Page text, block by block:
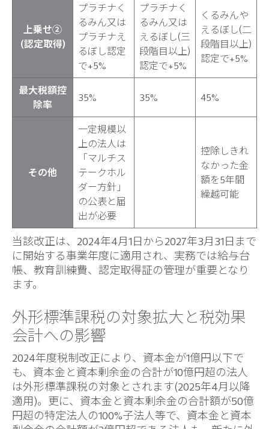
上乗せ②
(認定取得)
プラチナく
るみん又は
プラチナえ
るぼし認定
で+5%
プラチナく
るみん又は
えるぼし(三
段階目以上)
認定で+5%
くるみんや
えるぼし(二
段階目以上)
認定で+5%
最大税額控
除率
35% 35% 45%
その他
一定規模以
上の法人は
「マルチス
テークホル
ダー方針」
の公表と届
出が必要
控除しきれ
なかった金
額を5年間
繰越可能
当該改正は、2024年4月1日から2027年3月31日まで
に開始する事業年度に適用され、実務では給与台
帳、教育訓練費、認定取得証の管理が重要となり
ます。
外形標準課税の対象拡大と税効果
会計への影響
2024年度税制改正により、資本金が1億円以下で
も、資本金と資本剰余金の合計が10億円超の法人
は外形標準課税の対象とされます(2025年4月以降
適用)。更に、資本金と資本剰余金の合計額が50億
円超の特定法人の100%子法人等で、資本金と資本